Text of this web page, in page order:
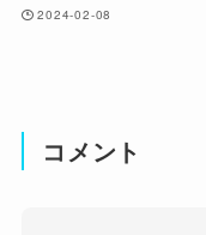
2024-02-08
コメント